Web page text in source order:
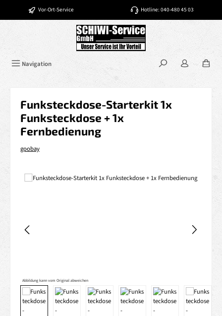
Zum Hauptinhalt springen
Vor-Ort-Service Hotline: 040-480 45 03
Navigation
Funksteckdose-Starterkit 1x
Funksteckdose + 1x
Fernbedienung
goobay
Bildergalerie überspringen
Abbildung kann vom Original abweichen